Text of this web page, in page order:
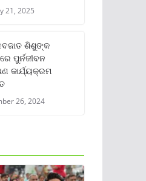
21, 2025
ଶିଶୁଙ୍କ
ପୁର୍ନଜୀବନ
କାର୍ଯ୍ୟକ୍ରମ
26, 2024